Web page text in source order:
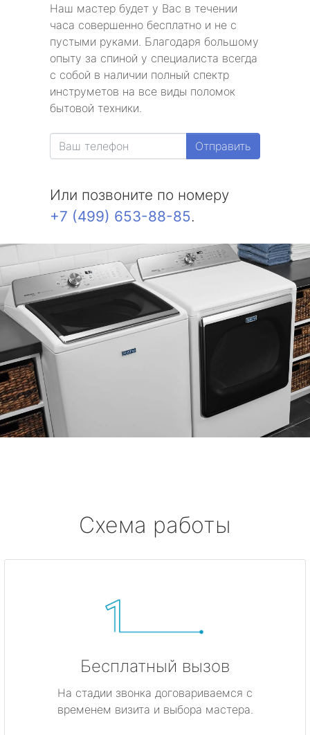
Наш мастер будет у Вас в течении
часа совершенно бесплатно и не с
пустыми руками. Благодаря большому
опыту за спиной у специалиста всегда
с собой в наличии полный спектр
инструметов на все виды поломок
бытовой техники.
Отправить
Или позвоните по номеру
+7 (499) 653-88-85.
Схема работы
Бесплатный вызов
На стадии звонка договариваемся с
временем визита и выбора мастера.